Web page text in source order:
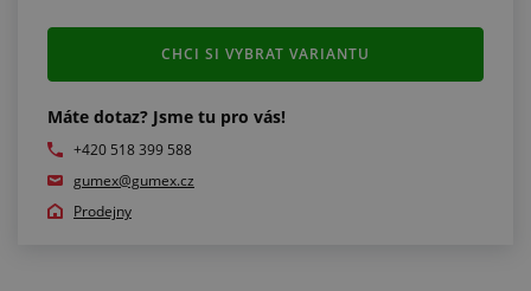
pracovní teplota: -10 °C/+150 °C
Máte dotaz? Jsme tu pro vás!
+420 518 399 588
gumex@gumex.cz
Prodejny
CHCI SI VYBRAT VARIANTU